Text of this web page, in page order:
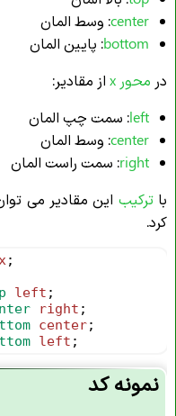
center: وسط المان
bottom: پایین المان
در محور x
از مقادیر:
left: سمت چپ المان
center: وسط المان
right: سمت راست المان
باترکیب این مقادیر می
کرد.
;
left ;
right ;
center;
left ;
نمونه کد